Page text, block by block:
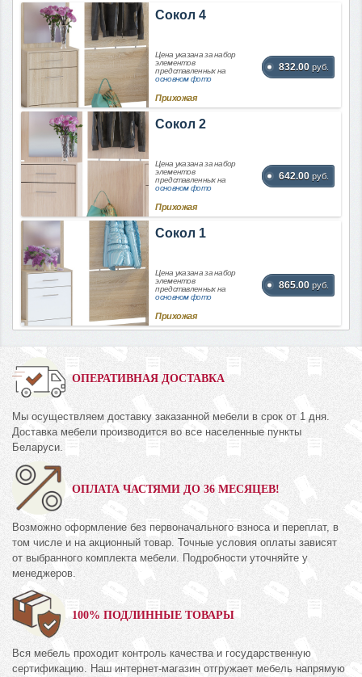
Сокол 4
Цена указана за набор
элементов
представленных на
основном фото
832.00 руб.
Прихожая
Сокол 2
Цена указана за набор
элементов
представленных на
основном фото
642.00 руб.
Прихожая
Сокол 1
Цена указана за набор
элементов
представленных на
основном фото
865.00 руб.
Прихожая
ОПЕРАТИВНАЯ ДОСТАВКА
Мы осуществляем доставку заказанной мебели в срок от 1 дня.
Доставка мебели производится во все населенные пункты
Беларуси.
ОПЛАТА ЧАСТЯМИ ДО 36 МЕСЯЦЕВ!
Возможно оформление без первоначального взноса и переплат, в
том числе и на акционный товар. Точные условия оплаты зависят
от выбранного комплекта мебели. Подробности уточняйте у
менеджеров.
100% ПОДЛИННЫЕ ТОВАРЫ
Вся мебель проходит контроль качества и государственную
сертификацию. Наш интернет-магазин отгружает мебель напрямую